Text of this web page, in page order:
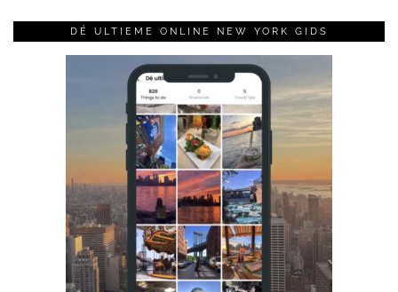
DÉ ULTIEME ONLINE NEW YORK GIDS